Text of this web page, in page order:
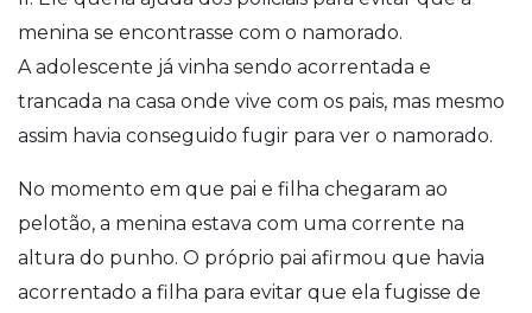
menina se encontrasse com o namorado.
A adolescente já vinha sendo acorrentada e
trancada na casa onde vive com os pais, mas mesmo
assim havia conseguido fugir para ver o namorado.
No momento em que pai e filha chegaram ao
pelotão, a menina estava com uma corrente na
altura do punho. O próprio pai afirmou que havia
acorrentado a filha para evitar que ela fugisse de